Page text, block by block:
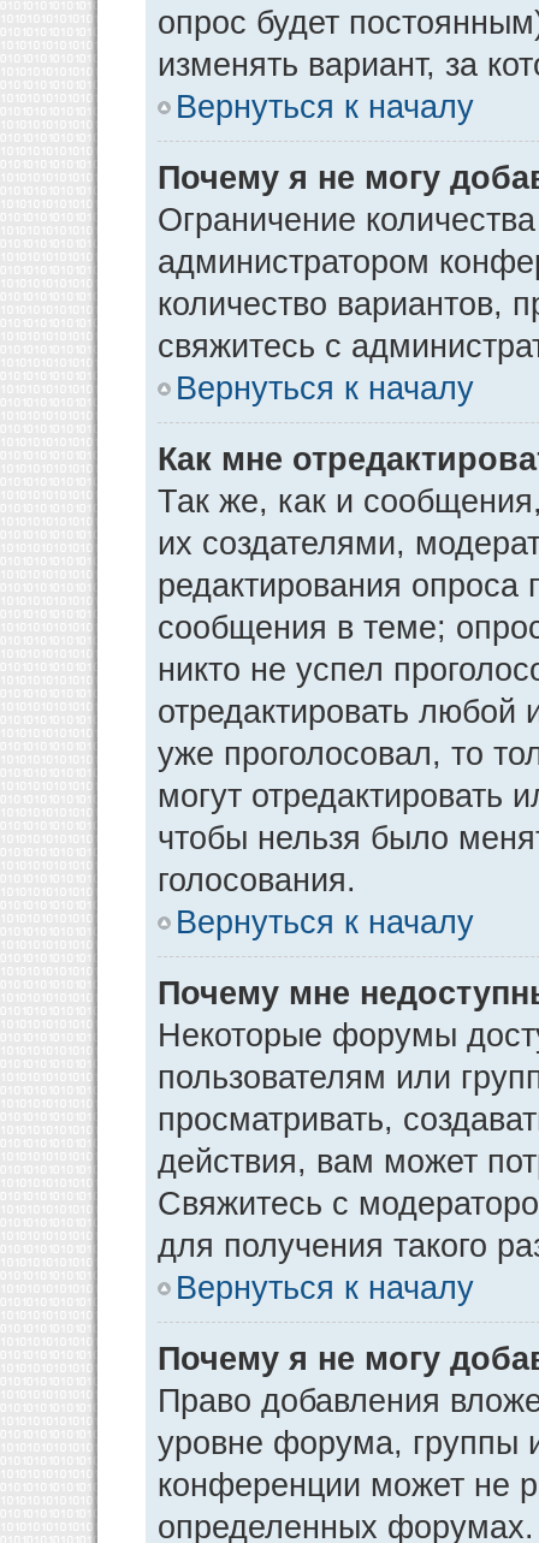
опрос будет
изменять вариант, за
Вернуться к началу
Почему я не могу
Ограничение
администратором
количество вариантов,
свяжитесь с
Вернуться к началу
Как мне
Так же, как и
их создателями,
редактирования опроса
сообщения в теме;
никто не успел
отредактировать любой
уже проголосовал, то
могут отредактировать
чтобы нельзя было
голосования.
Вернуться к началу
Почему мне
Некоторые форумы
пользователям или
просматривать,
действия, вам может
Свяжитесь с
для получения такого
Вернуться к началу
Почему я не могу
Право добавления
уровне форума, группы
конференции может не
определенных